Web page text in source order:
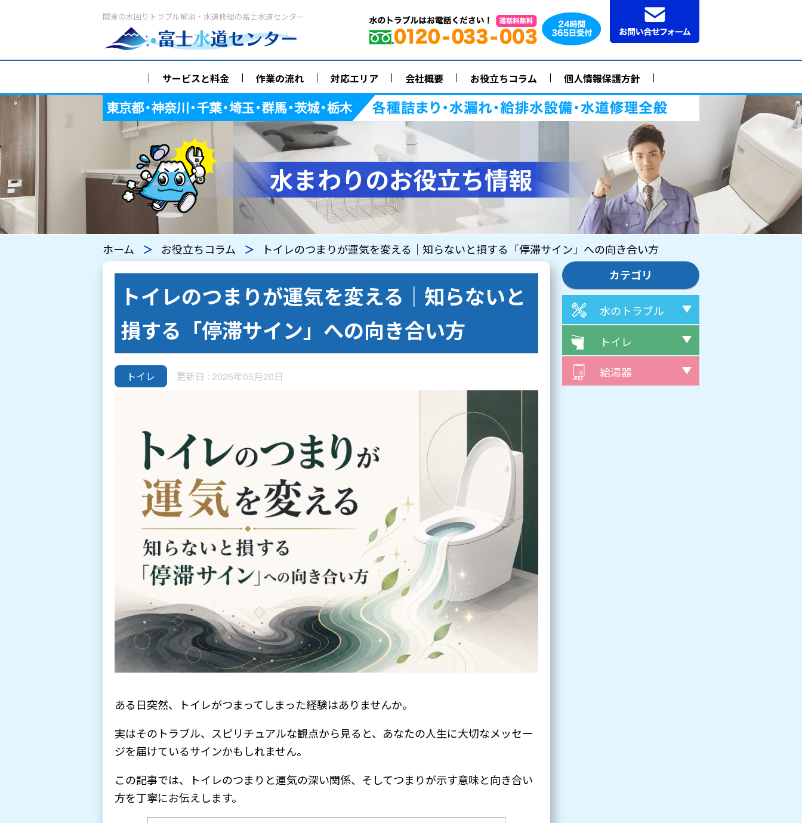
関東の水回りトラブル解消・水道修理の富士水道センター
サービスと料金 作業の流れ 対応エリア 会社概要 お役立ちコラム 個人情報保護方針
水まわりのお役立ち情報
ホーム お役立ちコラム
トイレのつまりが運気を変える｜知らないと損する「停滞サイン」への向き合い方
カテゴリ
水のトラブル
トイレ
給湯器
トイレのつまりが運気を変える｜知らないと
損する「停滞サイン」への向き合い方
トイレ 更新日 : 2026年05月20日
ある日突然、トイレがつまってしまった経験はありませんか。
実はそのトラブル、スピリチュアルな観点から見ると、あなたの人生に大切なメッセー
ジを届けているサインかもしれません。
この記事では、トイレのつまりと運気の深い関係、そしてつまりが示す意味と向き合い
方を丁寧にお伝えします。